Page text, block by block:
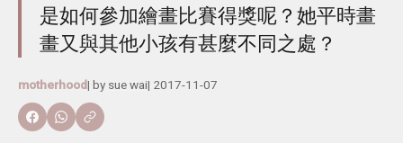
是如何參加繪畫比賽得獎呢？她平時畫
畫又與其他小孩有甚麼不同之處？
motherhood| by sue wai| 2017-11-07